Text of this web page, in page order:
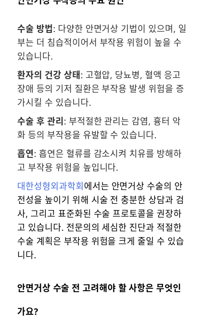
수술 방법: 다양한 안면거상 기법이 있으며, 일
부는 더 침습적이어서 부작용 위험이 높을 수
있습니다.
환자의 건강 상태: 고혈압, 당뇨병, 혈액 응고
장애 등의 기저 질환은 부작용 발생 위험을 증
가시킬 수 있습니다.
수술 후 관리: 부적절한 관리는 감염, 흉터 악
화 등의 부작용을 유발할 수 있습니다.
흡연: 흡연은 혈류를 감소시켜 치유를 방해하
고 부작용 위험을 높입니다.
대한성형외과학회에서는 안면거상 수술의 안
전성을 높이기 위해 시술 전 충분한 상담과 검
사, 그리고 표준화된 수술 프로토콜을 권장하
고 있습니다. 전문의의 세심한 진단과 적절한
수술 계획은 부작용 위험을 크게 줄일 수 있습
니다.
안면거상 수술 전 고려해야 할 사항은 무엇인
가요?